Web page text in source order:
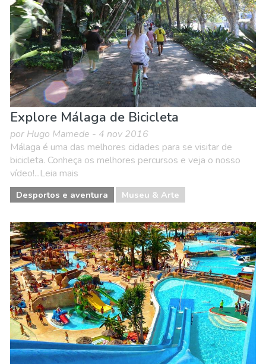
Explore Málaga de Bicicleta
por Hugo Mamede - 4 nov 2016
Málaga é uma das melhores cidades para se visitar de
bicicleta. Conheça os melhores percursos e veja o nosso
vídeo!...Leia mais
Desportos e aventura Museu & Arte